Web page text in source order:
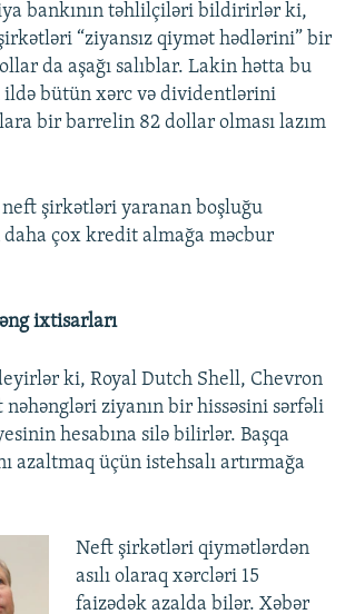
bankının təhlilçiləri bildirirlər ki,
“ziyansız qiymət hədlərini” bir
da aşağı salıblar. Lakin hətta bu
ildə bütün xərc və dividentlərini
bir barrelin 82 dollar olması lazım
şirkətləri yaranan boşluğu
çox kredit almağa məcbur
ixtisarları
ki, Royal Dutch Shell, Chevron
ziyanın bir hissəsini sərfəli
hesabına silə bilirlər. Başqa
azaltmaq üçün istehsalı artırmağa
Neft şirkətləri qiymətlərdən
asılı olaraq xərcləri 15
faizədək azalda bilər. Xəbər